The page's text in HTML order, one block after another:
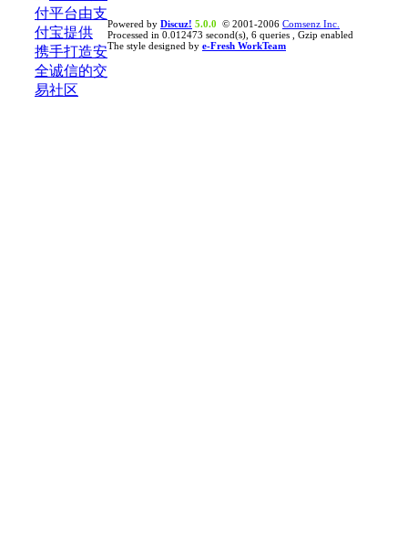
Powered by Discuz! 5.0.0 © 2001-2006 Comsenz Inc.
Processed in 0.012473 second(s), 6 queries , Gzip enabled
The style designed by e-Fresh WorkTeam